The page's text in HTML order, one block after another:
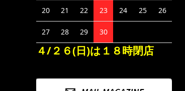
20 21 22 23 24 25 26
27 28 29 30
４/２６(日)は１８時閉店